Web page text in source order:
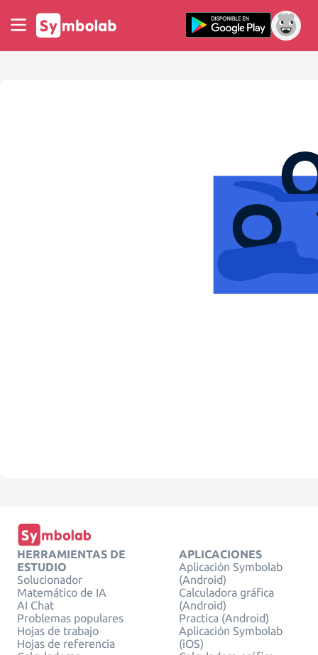
HERRAMIENTAS DE
ESTUDIO
Solucionador
Matemático de IA
AI Chat
Problemas populares
Hojas de trabajo
Hojas de referencia
APLICACIONES
Aplicación Symbolab
(Android)
Calculadora gráfica
(Android)
Practica (Android)
Aplicación Symbolab
(iOS)